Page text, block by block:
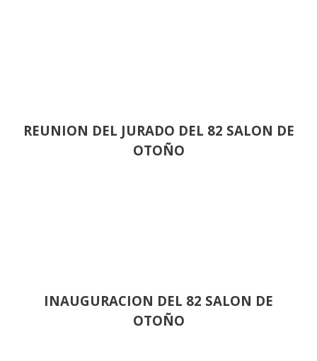
REUNION DEL JURADO DEL 82 SALON DE
OTOÑO
INAUGURACION DEL 82 SALON DE
OTOÑO